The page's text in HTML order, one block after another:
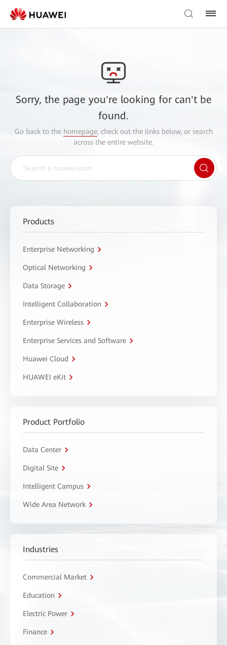
Sorry, the page you're looking for can't be
found.
Go back to the homepage, check out the links below, or search
across the entire website.
Products
Enterprise Networking
Optical Networking
Data Storage
Intelligent Collaboration
Enterprise Wireless
Enterprise Services and Software
Huawei Cloud
HUAWEI eKit
Product Portfolio
Data Center
Digital Site
Intelligent Campus
Wide Area Network
Industries
Commercial Market
Education
Electric Power
Finance